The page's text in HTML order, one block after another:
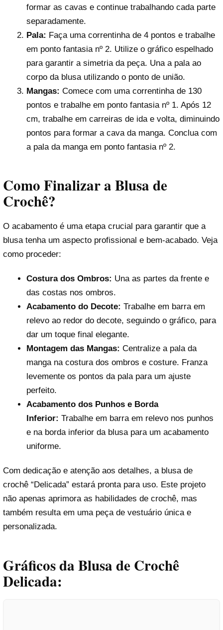
formar as cavas e continue trabalhando cada parte
separadamente.
Pala: Faça uma correntinha de 4 pontos e trabalhe
em ponto fantasia nº 2. Utilize o gráfico espelhado
para garantir a simetria da peça. Una a pala ao
corpo da blusa utilizando o ponto de união.
Mangas: Comece com uma correntinha de 130
pontos e trabalhe em ponto fantasia nº 1. Após 12
cm, trabalhe em carreiras de ida e volta, diminuindo
pontos para formar a cava da manga. Conclua com
a pala da manga em ponto fantasia nº 2.
Como Finalizar a Blusa de
Crochê?
O acabamento é uma etapa crucial para garantir que a
blusa tenha um aspecto profissional e bem-acabado. Veja
como proceder:
Costura dos Ombros: Una as partes da frente e
das costas nos ombros.
Acabamento do Decote: Trabalhe em barra em
relevo ao redor do decote, seguindo o gráfico, para
dar um toque final elegante.
Montagem das Mangas: Centralize a pala da
manga na costura dos ombros e costure. Franza
levemente os pontos da pala para um ajuste
perfeito.
Acabamento dos Punhos e Borda
Inferior: Trabalhe em barra em relevo nos punhos
e na borda inferior da blusa para um acabamento
uniforme.
Com dedicação e atenção aos detalhes, a blusa de
crochê “Delicada” estará pronta para uso. Este projeto
não apenas aprimora as habilidades de crochê, mas
também resulta em uma peça de vestuário única e
personalizada.
Gráficos da Blusa de Crochê
Delicada: